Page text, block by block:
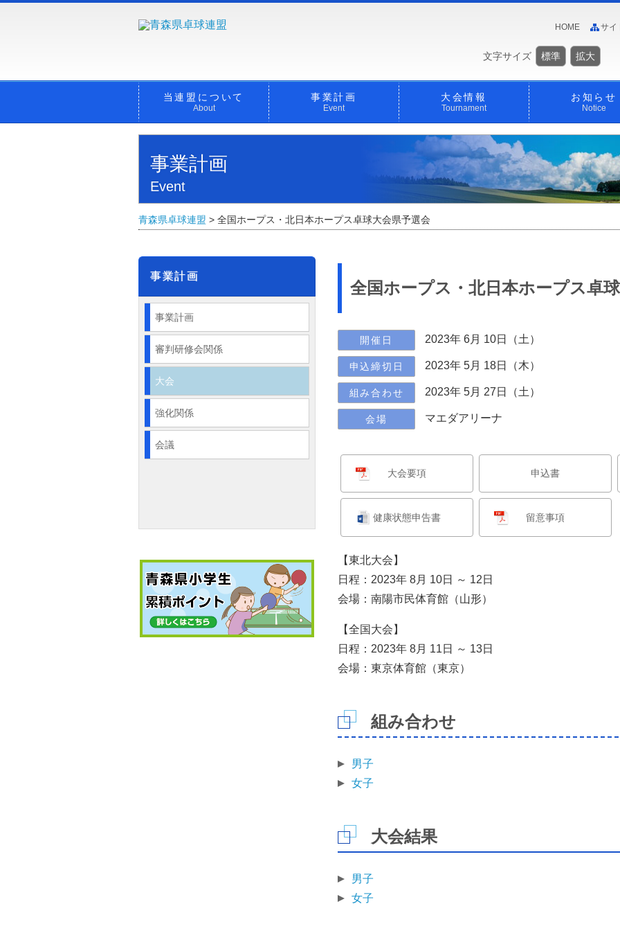
HOME サイ
文字サイズ 標準 拡大
当連盟について
About
事業計画
Event
大会情報
Tournament
お知らせ
Notice
事業計画
Event
青森県卓球連盟 > 全国ホープス・北日本ホープス卓球大会県予選会
事業計画
事業計画
審判研修会関係
大会
強化関係
会議
全国ホープス・北日本ホープス卓
開催日 2023年 6月 10日（土）
申込締切日 2023年 5月 18日（木）
組み合わせ 2023年 5月 27日（土）
会場 マエダアリーナ
大会要項 申込書
健康状態申告書 留意事項
【東北大会】
日程：2023年 8月 10日 ～ 12日
会場：南陽市民体育館（山形）
【全国大会】
日程：2023年 8月 11日 ～ 13日
会場：東京体育館（東京）
組み合わせ
男子
女子
大会結果
男子
女子